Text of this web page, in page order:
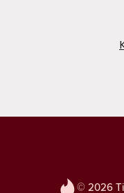
© 2026